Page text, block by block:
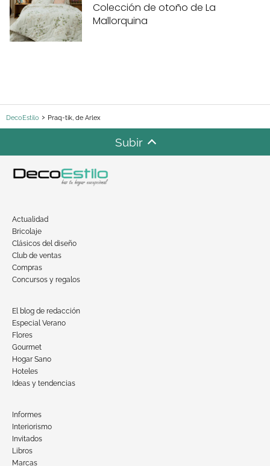
Colección de otoño de La
Mallorquina
DecoEstilo Praq-tik, de Arlex
Subir
Actualidad
Bricolaje
Clásicos del diseño
Club de ventas
Compras
Concursos y regalos
El blog de redacción
Especial Verano
Flores
Gourmet
Hogar Sano
Hoteles
Ideas y tendencias
Informes
Interiorismo
Invitados
Libros
Marcas